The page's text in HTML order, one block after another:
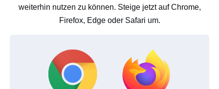
weiterhin nutzen zu können. Steige jetzt auf Chrome,
Firefox, Edge oder Safari um.